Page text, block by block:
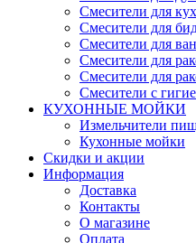
Смесители для
Смесители для
Смесители для
Смесители для
Смесители для
Смесители с
КУХОННЫЕ МОЙКИ
Измельчители
Кухонные мойки
Скидки и акции
Информация
Доставка
Контакты
О магазине
Оплата